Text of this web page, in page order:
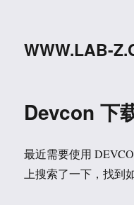
WWW.LAB-
Devcon 下
最近需要使用
上搜索了一下，找到